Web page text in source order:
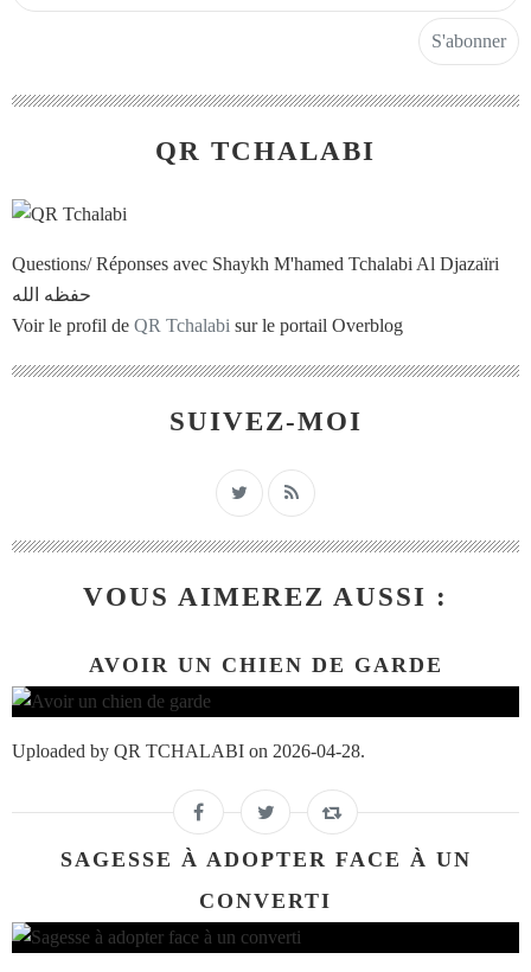
QR TCHALABI
Questions/ Réponses avec Shaykh M'hamed Tchalabi Al Djazaïri
حفظه الله
Voir le profil de QR Tchalabi sur le portail Overblog
SUIVEZ-MOI
VOUS AIMEREZ AUSSI :
AVOIR UN CHIEN DE GARDE
Uploaded by QR TCHALABI on 2026-04-28.
SAGESSE À ADOPTER FACE À UN
CONVERTI